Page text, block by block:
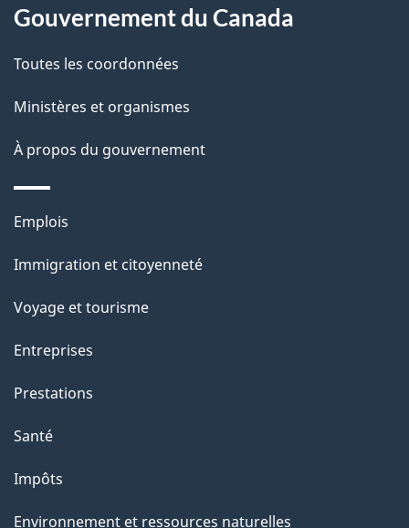
l
a
g
e
Gouvernement du Canada
Toutes les coordonnées
Ministères et organismes
À propos du gouvernement
Thèmes
sujets
Emplois
Immigration et citoyenneté
Voyage et tourisme
Entreprises
Prestations
Santé
Impôts
Environnement et ressources naturelles